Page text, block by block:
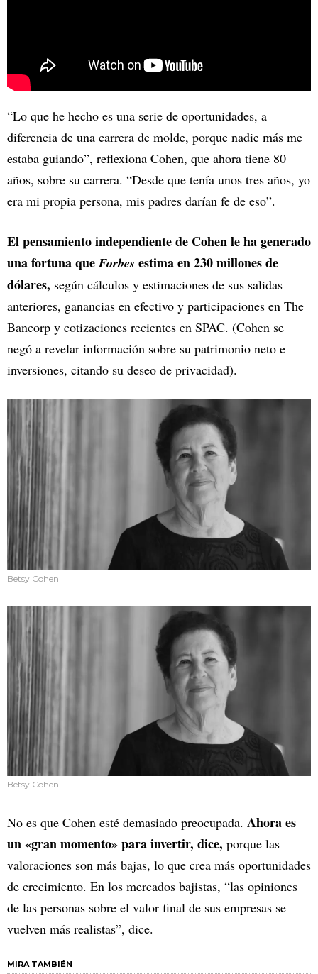
“Lo que he hecho es una serie de oportunidades, a
diferencia de una carrera de molde, porque nadie más me
estaba guiando”, reflexiona Cohen, que ahora tiene 80
años, sobre su carrera. “Desde que tenía unos tres años, yo
era mi propia persona, mis padres darían fe de eso”.
El pensamiento independiente de Cohen le ha generado
una fortuna queForbes estima en 230 millones de
dólares, según cálculos y estimaciones de sus salidas
anteriores, ganancias en efectivo y participaciones en The
Bancorp y cotizaciones recientes en SPAC. (Cohen se
negó a revelar información sobre su patrimonio neto e
inversiones, citando su deseo de privacidad).
Betsy Cohen
Betsy Cohen
No es que Cohen esté demasiado preocupada. Ahora es
un «gran momento» para invertir, dice, porque las
valoraciones son más bajas, lo que crea más oportunidades
de crecimiento. En los mercados bajistas, “las opiniones
de las personas sobre el valor final de sus empresas se
vuelven más realistas”, dice.
MIRA TAMBIÉN